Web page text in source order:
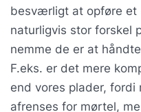
besværligt at opføre et
naturligvis stor forskel
nemme de er at
F.eks. er det mere
end vores plader, fordi
afrenses for mørtel,